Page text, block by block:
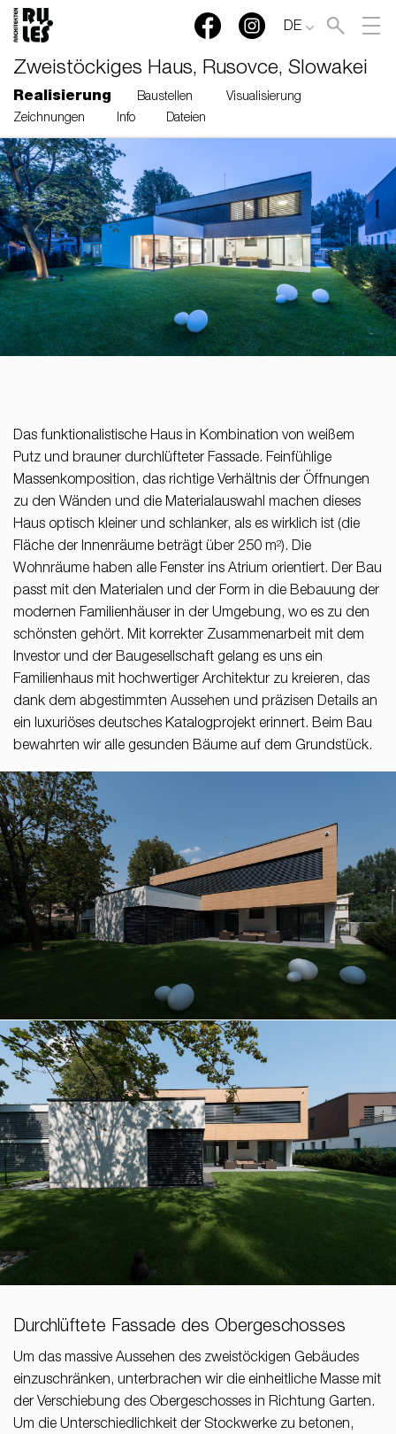
DE
Zweistöckiges Haus, Rusovce, Slowakei
Realisierung Baustellen
Visualisierung
Zeichnungen
Info Dateien
Das funktionalistische Haus in Kombination von weißem
Putz und brauner durchlüfteter Fassade. Feinfühlige
Massenkomposition, das richtige Verhältnis der Öffnungen
zu den Wänden und die Materialauswahl machen dieses
Haus optisch kleiner und schlanker, als es wirklich ist (die
Fläche der Innenräume beträgt über 250 m²). Die
Wohnräume haben alle Fenster ins Atrium orientiert. Der Bau
passt mit den Materialen und der Form in die Bebauung der
modernen Familienhäuser in der Umgebung, wo es zu den
schönsten gehört. Mit korrekter Zusammenarbeit mit dem
Investor und der Baugesellschaft gelang es uns ein
Familienhaus mit hochwertiger Architektur zu kreieren, das
dank dem abgestimmten Aussehen und präzisen Details an
ein luxuriöses deutsches Katalogprojekt erinnert. Beim Bau
bewahrten wir alle gesunden Bäume auf dem Grundstück.
Durchlüftete Fassade des Obergeschosses
Um das massive Aussehen des zweistöckigen Gebäudes
einzuschränken, unterbrachen wir die einheitliche Masse mit
der Verschiebung des Obergeschosses in Richtung Garten.
Um die Unterschiedlichkeit der Stockwerke zu betonen,
Slovensko
© RULES, s.r.o.